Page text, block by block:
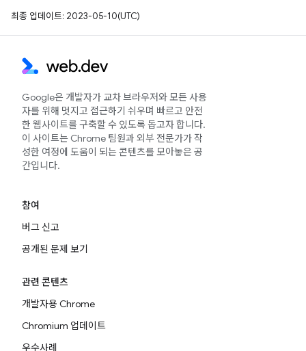
최종 업데이트: 2023-05-10(UTC)
Google은 개발자가 교차 브라우저와 모든 사용
자를 위해 멋지고 접근하기 쉬우며 빠르고 안전
한 웹사이트를 구축할 수 있도록 돕고자 합니다.
이 사이트는 Chrome 팀원과 외부 전문가가 작
성한 여정에 도움이 되는 콘텐츠를 모아놓은 공
간입니다.
참여
버그 신고
공개된 문제 보기
관련 콘텐츠
개발자용 Chrome
Chromium 업데이트
우수사례